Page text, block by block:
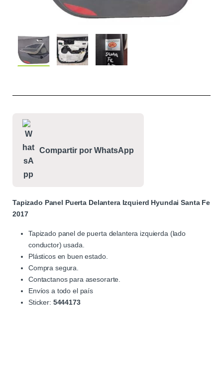
Compartir por WhatsApp
Tapizado Panel Puerta Delantera Izquierd Hyundai Santa Fe
2017
Tapizado panel de puerta delantera izquierda (lado
conductor) usada.
Plásticos en buen estado.
Compra segura.
Contactanos para asesorarte.
Envíos a todo el país
Sticker: 5444173